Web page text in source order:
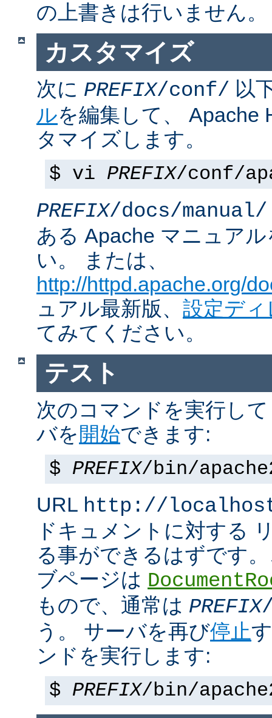
の上書きは行いません。
カスタマイズ
次に PREFIX/conf/ 以
ルを編集して、 Apache
タマイズします。
$ vi PREFIX/conf/
PREFIX/docs/manual/
ある Apache マニュア
い。 または、
http://httpd.apache.org/
ュアル最新版、 設定デ
てみてください。
テスト
次のコマンドを実行し
バを 開始できます:
$ PREFIX/bin/
URL http://
ドキュメントに対する
る事ができるはずです
ブページは
もので、通常は PREFIX
う。 サーバを再び停止
ンドを実行します:
$ PREFIX/bin/